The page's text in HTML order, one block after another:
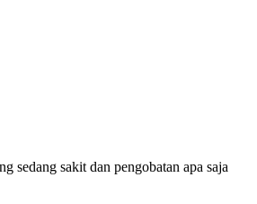
sedang sakit dan pengobatan apa saja